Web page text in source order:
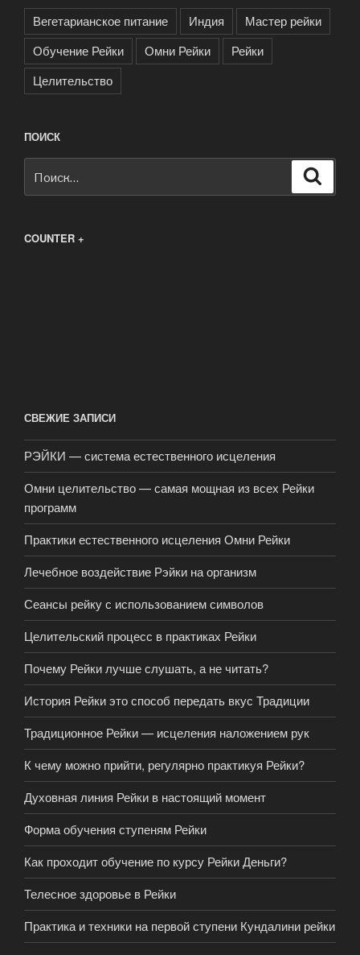
Вегетарианское питание Индия
Мастер рейки
Обучение Рейки
Омни Рейки
Рейки
Целительство
ПОИСК
COUNTER +
СВЕЖИЕ ЗАПИСИ
РЭЙКИ — система естественного исцеления
Омни целительство — самая мощная из всех Рейки
программ
Практики естественного исцеления Омни Рейки
Лечебное воздействие Рэйки на организм
Сеансы рейку с использованием символов
Целительский процесс в практиках Рейки
Почему Рейки лучше слушать, а не читать?
История Рейки это способ передать вкус Традиции
Традиционное Рейки — исцеления наложением рук
К чему можно прийти, регулярно практикуя Рейки?
Духовная линия Рейки в настоящий момент
Форма обучения ступеням Рейки
Как проходит обучение по курсу Рейки Деньги?
Телесное здоровье в Рейки
Практика и техники на первой ступени Кундалини рейки